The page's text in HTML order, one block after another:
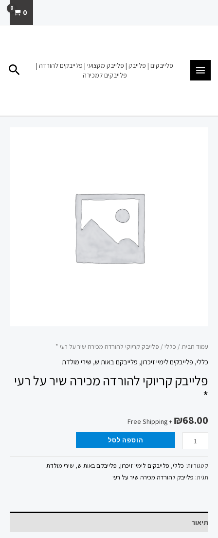
0
פלייבקים | פלייבק | פלייבק מקצועי | פלייבקים להורדה |
פלייבקים למכירה
עמוד הבית/ כללי/ פלייבק קריוקי להורדה מכירה שיר על רעי *
כללי, פלייבקים לימיי זיכרון, פלייבקם באות ש, שירי מולדת
פלייבק קריוקי להורדה מכירה שיר על רעי
*
₪68.00
+ Free Shipping
הוספה לסל
קטגוריות: כללי, פלייבקים לימיי זיכרון, פלייבקם באות ש, שירי מולדת
תגית: פלייבק להורדה מכירה שיר על רעי
תיאור